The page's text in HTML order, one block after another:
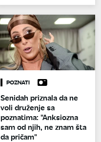
POZNATI
Senidah priznala da ne
voli druženje sa
poznatima: "Anksiozna
sam od njih, ne znam šta
da pričam"